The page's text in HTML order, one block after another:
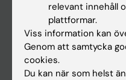
På gång
Nyheter
relevant innehåll
plattformar.
Viss information kan
Genom att samtycka
cookies.
Du kan när som helst